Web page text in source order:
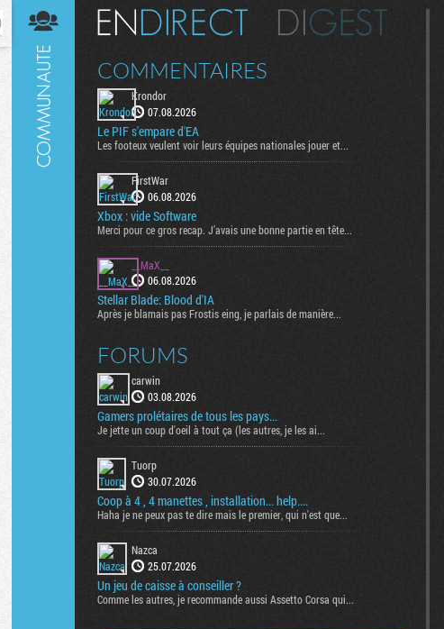
Digest
COMMENTAIRES
Krondor
07.08.2026
Le PIF s'empare d'EA
Les footeux veulent voir leurs équipes nationales jouer et...
FirstWar
06.08.2026
Xbox : vide Software
Merci pour ce gros recap. J’avais une bonne partie en tête...
__MaX__
06.08.2026
Stellar Blade: Blood d'IA
Après je blamais pas Frostis eing, je parlais de manière...
FORUMS
carwin
03.08.2026
Gamers prolétaires de tous les pays...
Je jette un coup d'oeil à tout ça (les autres, je les ai...
Tuorp
30.07.2026
Coop à 4 , 4 manettes , installation... help....
Haha je ne peux pas te dire mais le premier, qui n'est que...
Nazca
25.07.2026
Un jeu de caisse à conseiller ?
Comme les autres, je recommande aussi Assetto Corsa qui...